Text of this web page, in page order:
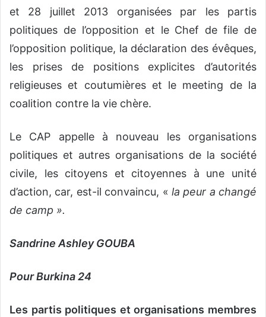
et 28 juillet 2013 organisées par les partis
politiques de l’opposition et le Chef de file de
l’opposition politique, la déclaration des évêques,
les prises de positions explicites d’autorités
religieuses et coutumières et le meeting de la
coalition contre la vie chère.
Le CAP appelle à nouveau les organisations
politiques et autres organisations de la société
civile, les citoyens et citoyennes à une unité
d’action, car, est-il convaincu, « la peur a changé
de camp ».
Sandrine Ashley GOUBA
Pour Burkina 24
Les partis politiques et organisations membres